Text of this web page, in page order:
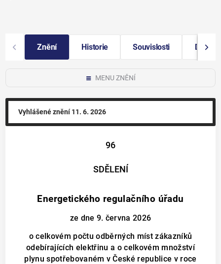
Znění Historie Souvislosti Další
MENU ZNĚNÍ
Vyhlášené znění11. 6. 2026
96
SDĚLENÍ
Energetického regulačního úřadu
ze dne 9. června 2026
o celkovém počtu odběrných míst zákazníků
odebírajících elektřinu a o celkovém množství
plynu spotřebovaném v České republice v roce